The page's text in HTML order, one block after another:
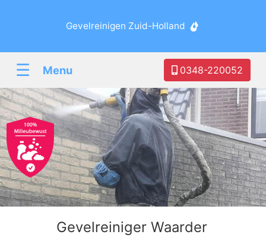
Gevelreinigen Zuid-Holland
☰ Menu 0348-220052
Gevelreiniger Waarder